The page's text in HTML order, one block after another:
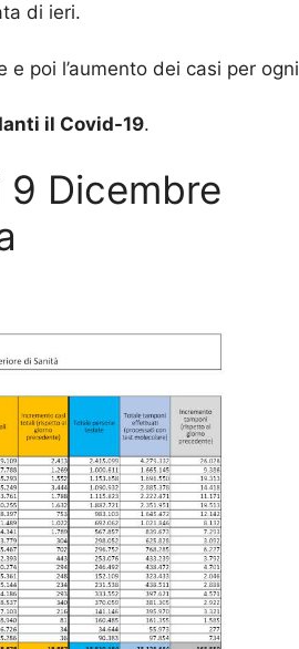
di ieri.
poi l’aumento dei casi per ogni
il Covid-19.
Dicembre